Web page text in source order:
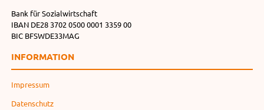
Bank für Sozialwirtschaft
IBAN DE28 3702 0500 0001 3359 00
BIC BFSWDE33MAG
INFORMATION
Impressum
Datenschutz